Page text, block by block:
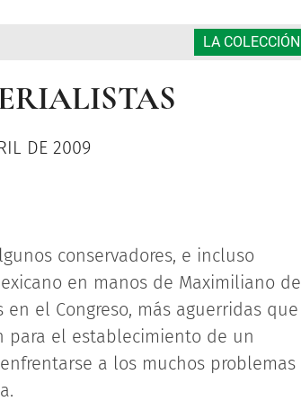
LA COLECCIÓN
DE 2009
conservadores, e incluso
en manos de Maximiliano de
el Congreso, más aguerridas que
para el establecimiento de un
a los muchos problemas